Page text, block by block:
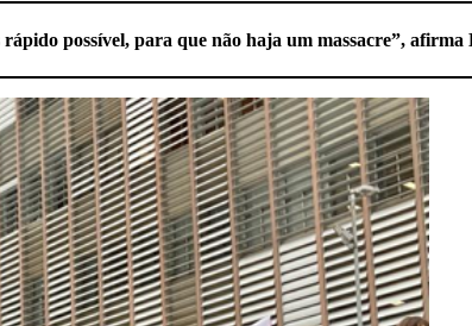
possível, para que não haja um massacre”, afirma